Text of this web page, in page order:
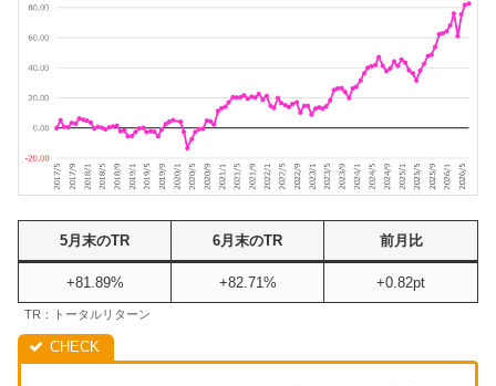
5月末のTR 6月末のTR 前月比
+81.89% +82.71% +0.82pt
TR：トータルリターン